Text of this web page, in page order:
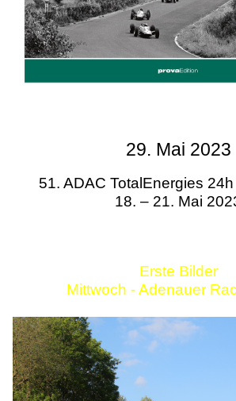
29. Mai 2023
51. ADAC TotalEnergies
18. – 21. Mai
Erste Bilder
Mittwoch - Adenauer